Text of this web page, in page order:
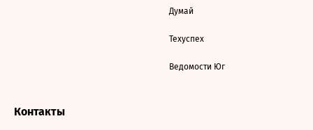
Думай
Техуспех
Ведомости Юг
Контакты